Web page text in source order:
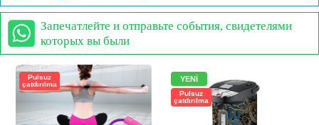
Запечатлейте и отправьте события, свидетелями
которых вы были